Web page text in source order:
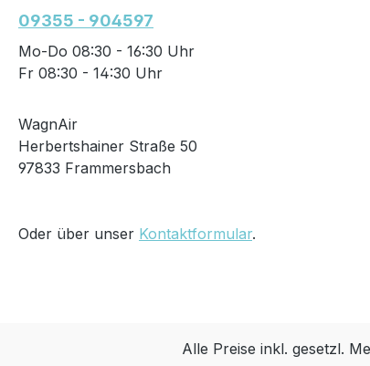
09355 - 904597
Mo-Do 08:30 - 16:30 Uhr
Fr 08:30 - 14:30 Uhr
WagnAir
Herbertshainer Straße 50
97833 Frammersbach
Oder über unser Kontaktformular.
Alle Preise inkl. gesetzl.